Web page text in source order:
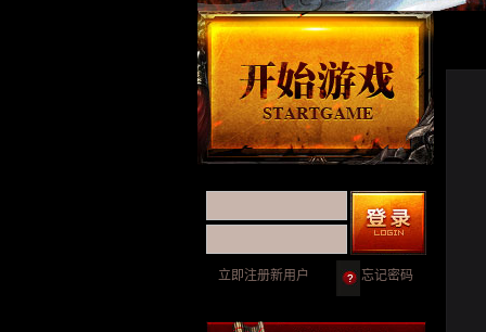
忘记密码
立即注册新用户